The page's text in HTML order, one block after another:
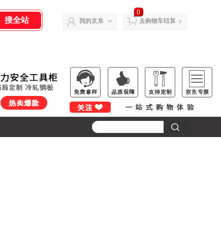
我的京东
0
去购物车结算